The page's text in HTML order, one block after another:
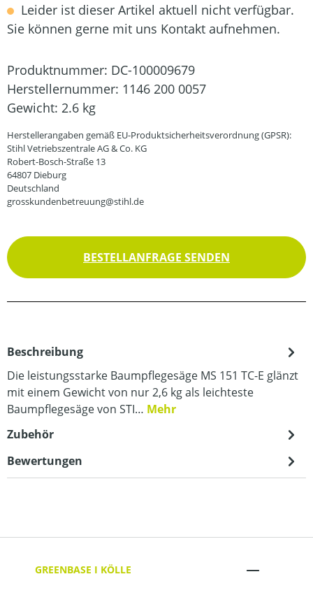
Leider ist dieser Artikel aktuell nicht verfügbar.
Sie können gerne mit uns Kontakt aufnehmen.
Produktnummer: DC-100009679
Herstellernummer: 1146 200 0057
Gewicht: 2.6 kg
Herstellerangaben gemäß EU-Produktsicherheitsverordnung (GPSR):
Stihl Vetriebszentrale AG & Co. KG
Robert-Bosch-Straße 13
64807 Dieburg
Deutschland
grosskundenbetreuung@stihl.de
BESTELLANFRAGE SENDEN
Beschreibung
Die leistungsstarke Baumpflegesäge MS 151 TC-E glänzt
mit einem Gewicht von nur 2,6 kg als leichteste
Baumpflegesäge von STI… Mehr
Zubehör
Bewertungen
GREENBASE I KÖLLE